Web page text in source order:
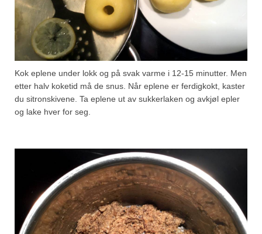
Kok eplene under lokk og på svak varme i 12-15 minutter. Men
etter halv koketid må de snus. Når eplene er ferdigkokt, kaster
du sitronskivene. Ta eplene ut av sukkerlaken og avkjøl epler
og lake hver for seg.